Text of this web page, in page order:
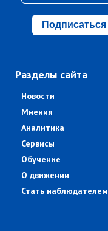
Подписаться
Разделы сайта
Новости
Мнения
Аналитика
Сервисы
Обучение
О движении
Стать наблюдателем